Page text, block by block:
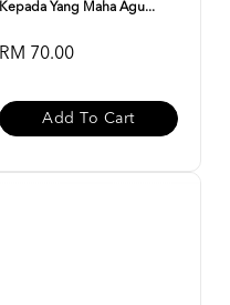
Kepada Yang Maha Agu...
RM 70.00
Add To Cart